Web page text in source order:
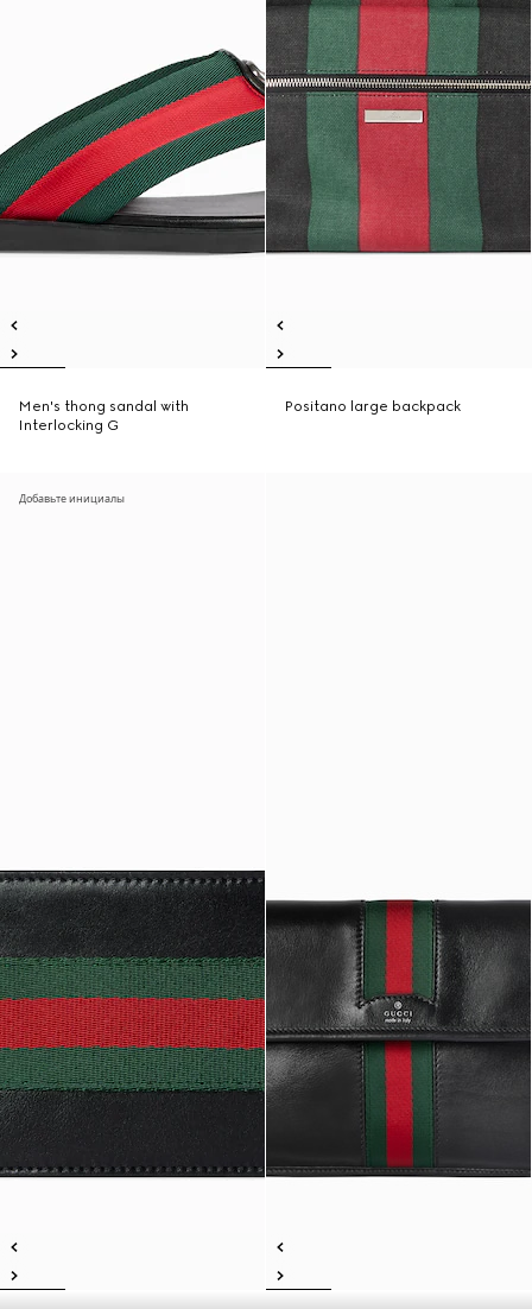
Men's thong sandal with
Interlocking G
Positano large backpack
Добавьте инициалы